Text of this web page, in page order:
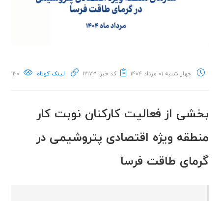
چهار شنبه ۰۱ مرداد ۱۴۰۴ کد خبر: ۱۲۱۷۳ لینک کوتاه ۱۳۰
بخشی از فعالیت کارکنان نوبت کار
منطقه ویژه اقتصادی پتروشیمی در
گرمای طاقت فرسا